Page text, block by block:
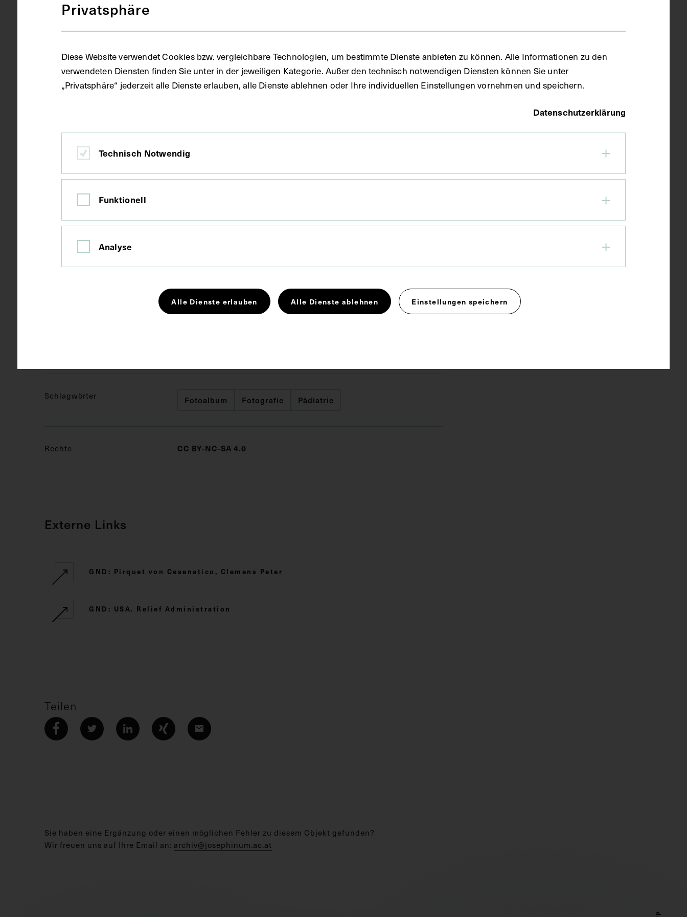
Objektart Fotografie (FO)
Seitenblatt 32,7 x 45 cm
Bildmaß 11,8 x 16,6 cm
Schlagwörter Fotoalbum Fotografie Pädiatrie
Rechte CC BY-NC-SA 4.0
Externe Links
GND: Pirquet von Cesenatico, Clemens Peter
GND: USA. Relief Administration
Teilen
Sie haben eine Ergänzung oder einen möglichen Fehler zu diesem Objekt gefunden?
Wir freuen uns auf Ihre Email an: archiv@josephinum.ac.at
Privatsphäre
Diese Website verwendet Cookies bzw. vergleichbare Technologien, um bestimmte Dienste anbieten zu können. Alle Informationen zu den
verwendeten Diensten finden Sie unter in der jeweiligen Kategorie. Außer den technisch notwendigen Diensten können Sie unter
„Privatsphäre“ jederzeit alle Dienste erlauben, alle Dienste ablehnen oder Ihre individuellen Einstellungen vornehmen und speichern.
Datenschutzerklärung
Technisch Notwendig
Funktionell
Analyse
Alle Dienste erlauben Alle Dienste ablehnen Einstellungen speichern